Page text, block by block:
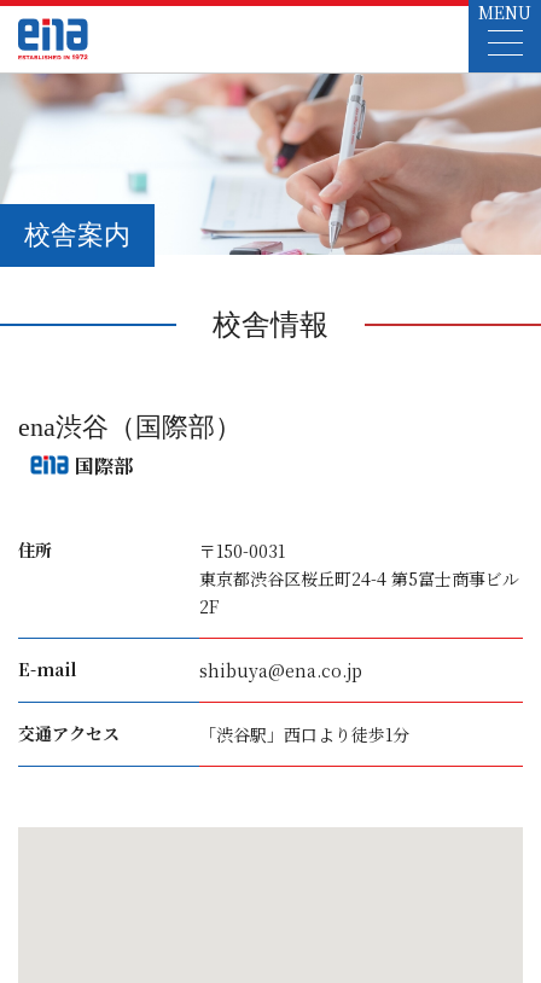
MENU
校舎案内
校舎情報
ena渋谷（国際部）
国際部
住所
〒150-0031
東京都渋谷区桜丘町24-4 第5富士商事ビル
2F
E-mail shibuya@ena.co.jp
交通アクセス 「渋谷駅」西口より徒歩1分